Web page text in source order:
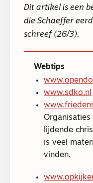
Dit artikel is een
die Schaeffer
schreef (26/3).
Webtips
www.sdko.nl
lijdende
is veel
vinden.